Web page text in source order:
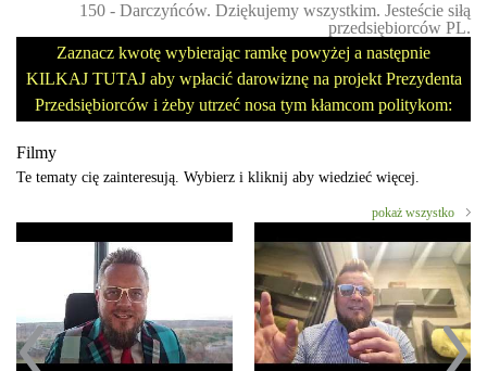
150 - Darczyńców. Dziękujemy wszystkim. Jesteście siłą
przedsiębiorców PL.
Zaznacz kwotę wybierając ramkę powyżej a następnie
KILKAJ TUTAJ aby wpłacić darowiznę na projekt Prezydenta
Przedsiębiorców i żeby utrzeć nosa tym kłamcom politykom:
Filmy
Te tematy cię zainteresują. Wybierz i kliknij aby wiedzieć więcej.
pokaż wszystko